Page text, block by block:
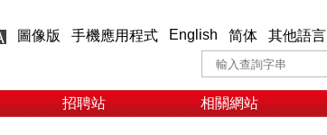
圖像版 手機應用程式 English 简体 其他語言
招聘站 相關網站